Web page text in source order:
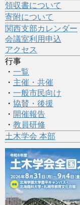
領収書について
寄附について
関西支部カレンダー
会議室利用申込
アクセス
行事
・ 一覧
・ 主催・共催
・ 一般市民向け
・ 協賛・後援
・ 開催報告
・ 教員研修
土木学会 本部